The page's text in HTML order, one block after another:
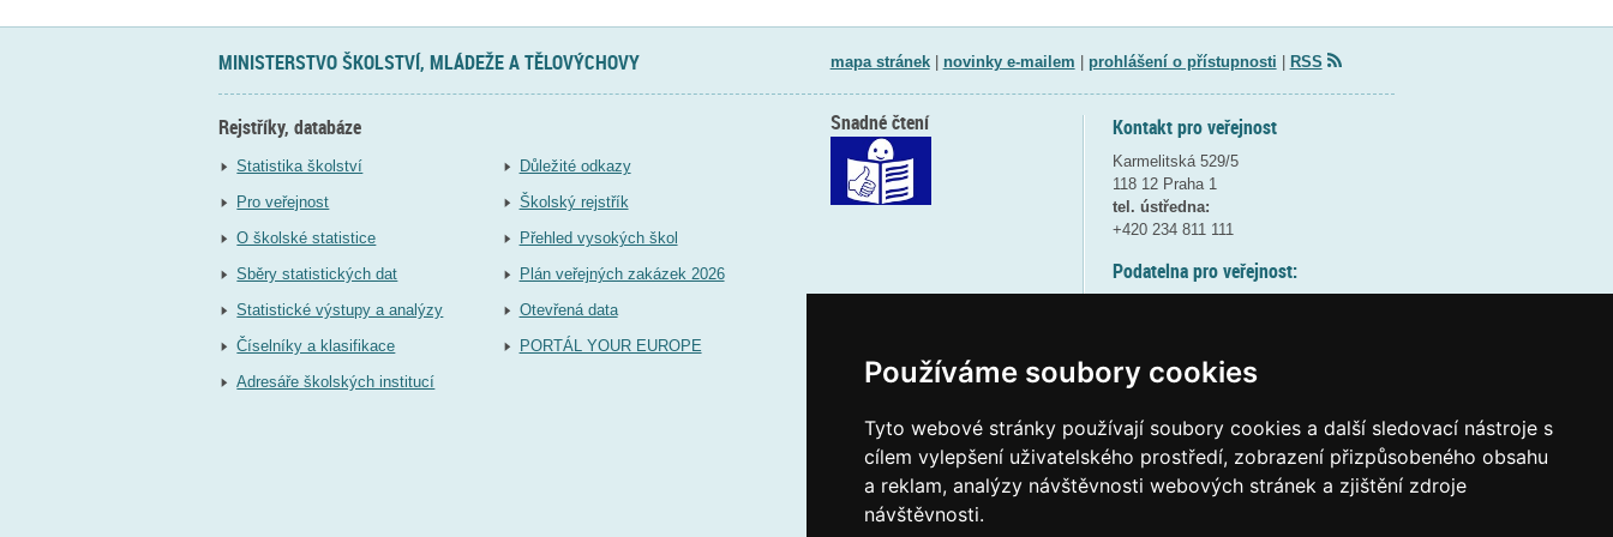
Používáme soubory cookies
Tyto webové stránky používají soubory cookies a další sledovací nástroje s
cílem vylepšení uživatelského prostředí, zobrazení přizpůsobeného obsahu
a reklam, analýzy návštěvnosti webových stránek a zjištění zdroje
návštěvnosti.
MINISTERSTVO ŠKOLSTVÍ, MLÁDEŽE A TĚLOVÝCHOVY mapa stránek| novinky e-mailem prohlášení o přístupnosti RSS
Rejstříky, databáze
Statistika školství
Pro veřejnost
O školské statistice
Sběry statistických dat
Statistické výstupy a analýzy
Číselníky a klasifikace
Adresáře školských institucí
Důležité odkazy
Školský rejstřík
Přehled vysokých škol
Plán veřejných zakázek 2026
Otevřená data
PORTÁL YOUR EUROPE
Kontakt pro veřejnost
Karmelitská 529/5
118 12 Praha 1
tel. ústředna:
+420 234 811 111
Podatelna pro veřejnost:
(více informací
Elektronická podatelna:
posta@msmtgov cz
Snadné čtení